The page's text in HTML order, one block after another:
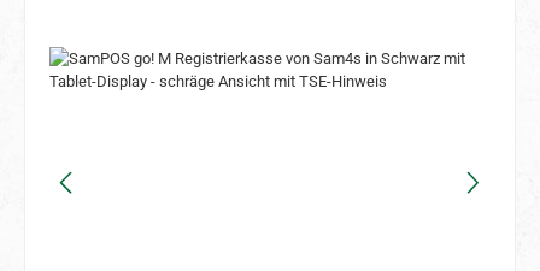
Bildergalerie überspringen